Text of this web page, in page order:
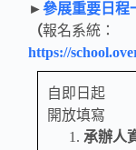
►參展重要日程
（報名系統：
https://
自即日起
開放填寫
承辦人